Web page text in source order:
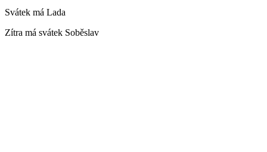
Svátek má Lada
Zítra má svátek Soběslav